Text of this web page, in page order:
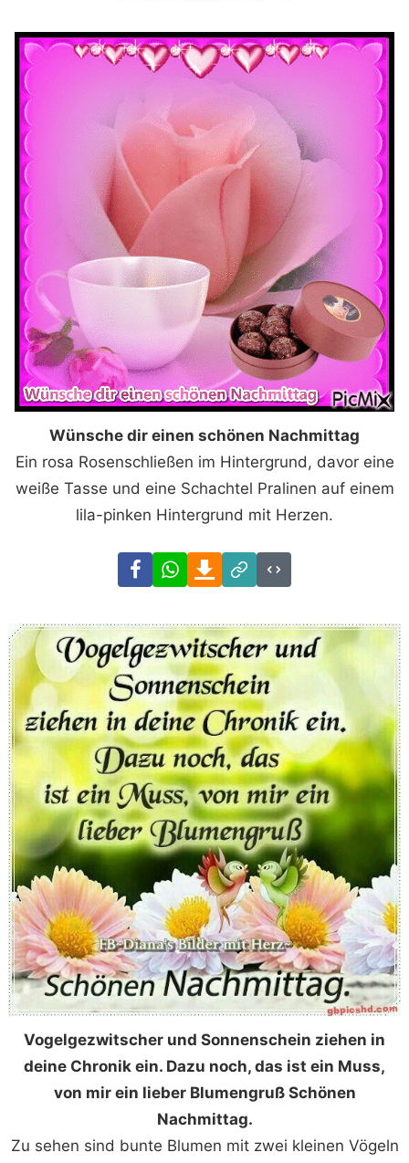
Wünsche dir einen schönen Nachmittag
Ein rosa Rosenschließen im Hintergrund, davor eine
weiße Tasse und eine Schachtel Pralinen auf einem
lila-pinken Hintergrund mit Herzen.
FacebookWhatsAppDownload
Link
Code
Vogelgezwitscher und Sonnenschein ziehen in
deine Chronik ein. Dazu noch, das ist ein Muss,
von mir ein lieber Blumengruß Schönen
Nachmittag.
Zu sehen sind bunte Blumen mit zwei kleinen Vögeln